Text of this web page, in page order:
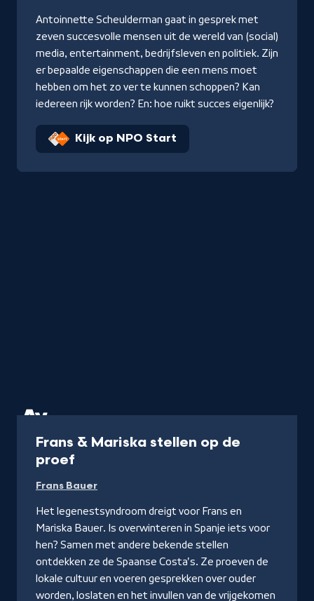
Antoinnette Scheulderman gaat in gesprek met
zeven succesvolle mensen uit de wereld van (social)
media, entertainment, bedrijfsleven en politiek. Zijn
er bepaalde eigenschappen die een mens moet
hebben om het zo ver te kunnen schoppen? Kan
iedereen rijk worden? En: hoe ruikt succes eigenlijk?
Kijk op NPO Start
Frans & Mariska stellen op de
proef
Frans Bauer
Het legenestsyndroom dreigt voor Frans en
Mariska Bauer. Is overwinteren in Spanje iets voor
hen? Samen met andere bekende stellen
ontdekken ze de Spaanse Costa's. Ze proeven de
lokale cultuur en voeren gesprekken over ouder
worden, loslaten en het invullen van de vrijgekomen